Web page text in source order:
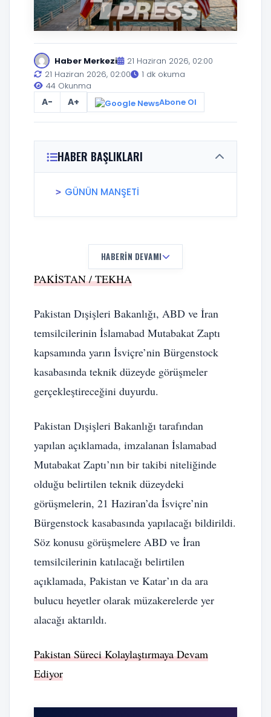
Haber Merkezi
21 Haziran 2026, 02:00
21 Haziran 2026, 02:00
1 dk okuma
44 Okunma
A- A+ Abone Ol
HABER BAŞLIKLARI
GÜNÜN MANŞETİ
HABERIN DEVAMI
PAKİSTAN / TEKHA
Pakistan Dışişleri Bakanlığı, ABD ve İran
temsilcilerinin İslamabad Mutabakat Zaptı
kapsamında yarın İsviçre’nin Bürgenstock
kasabasında teknik düzeyde görüşmeler
gerçekleştireceğini duyurdu.
Pakistan Dışişleri Bakanlığı tarafından
yapılan açıklamada, imzalanan İslamabad
Mutabakat Zaptı’nın bir takibi niteliğinde
olduğu belirtilen teknik düzeydeki
görüşmelerin, 21 Haziran’da İsviçre’nin
Bürgenstock kasabasında yapılacağı bildirildi.
Söz konusu görüşmelere ABD ve İran
temsilcilerinin katılacağı belirtilen
açıklamada, Pakistan ve Katar’ın da ara
bulucu heyetler olarak müzakerelerde yer
alacağı aktarıldı.
Pakistan Süreci Kolaylaştırmaya Devam
Ediyor